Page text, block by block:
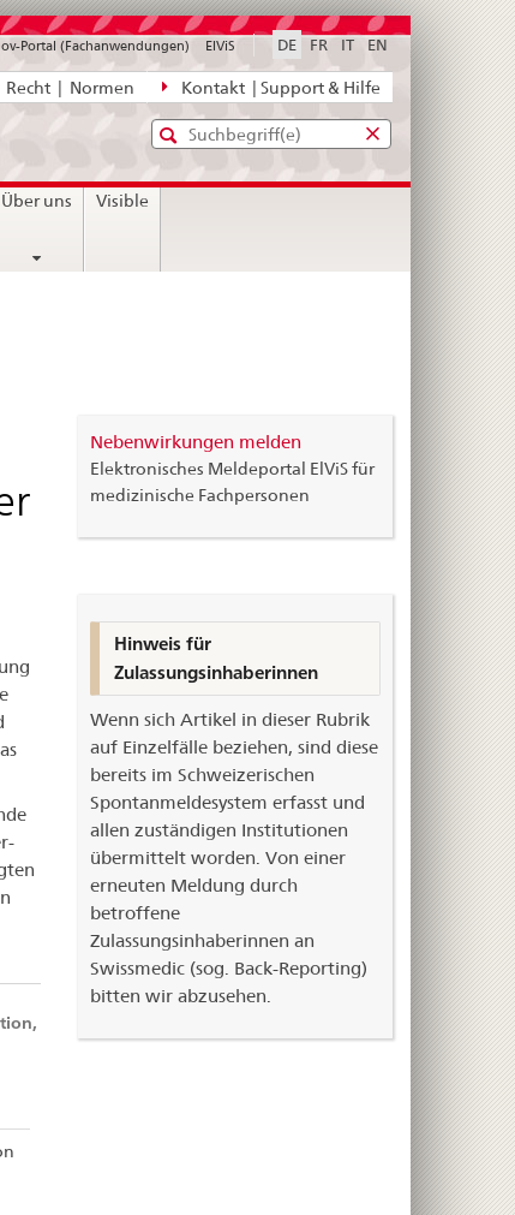
Recht | Normen Kontakt | Support & Hilfe
DE FR IT EN
Portal (Fachanwendungen) ElViS
Standard-
Suche
Eingabefenster
diefür
Über uns Visible
Nebenwirkungen melden
Elektronisches Meldeportal ElViS für
medizinische Fachpersonen
Hinweis für
Zulassungsinhaberinnen
Wenn sich Artikel in dieser Rubrik
auf Einzelfälle beziehen, sind diese
bereits im Schweizerischen
Spontanmeldesystem erfasst und
allen zuständigen Institutionen
übermittelt worden. Von einer
erneuten Meldung durch
betroffene
Zulassungsinhaberinnen an
Swissmedic (sog. Back-Reporting)
bitten wir abzusehen.